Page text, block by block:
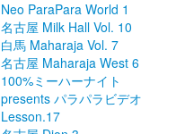
Neo ParaPara World 1
名古屋 Milk Hall Vol. 10
白馬 Maharaja Vol. 7
名古屋 Maharaja West 6
100%ミーハーナイト
presents パラパラビデオ
Lesson.17